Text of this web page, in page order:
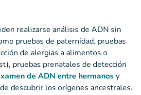
realizarse análisis de ADN sin
pruebas de paternidad, pruebas
de alergias a alimentos o
pruebas prenatales de detección
de ADN entre hermanosy
descubrir los orígenes ancestrales.